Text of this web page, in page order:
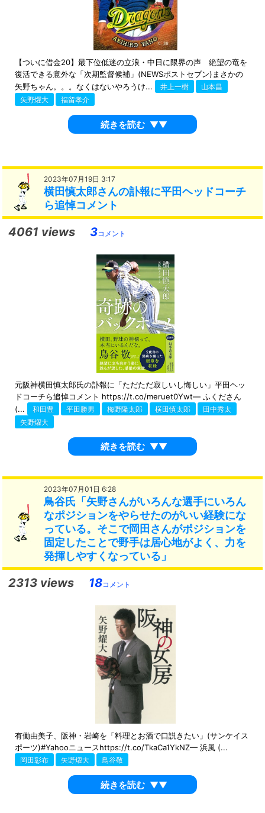
【ついに借金20】最下位低迷の立浪・中日に限界の声 絶望の竜を
復活できる意外な「次期監督候補」(NEWSポストセブン)まさかの
矢野ちゃん。。。なくはないやろうけ...
井上一樹
山本昌
矢野燿大
福留孝介
続きを読む ▼▼
2023年07月19日 3:17
横田慎太郎さんの訃報に平田ヘッドコーチ
ら追悼コメント
4061 views 3コメント
元阪神横田慎太郎氏の訃報に「ただただ寂しいし悔しい」平田ヘッ
ドコーチら追悼コメント https://t.co/meruet0Ywt— ふくださん
(...
和田豊 平田勝男 梅野隆太郎 横田慎太郎
田中秀太
矢野燿大
続きを読む ▼▼
2023年07月01日 6:28
鳥谷氏「矢野さんがいろんな選手にいろん
なポジションをやらせたのがいい経験にな
っている。そこで岡田さんがポジションを
固定したことで野手は居心地がよく、力を
発揮しやすくなっている」
2313 views 18コメント
有働由美子、阪神・岩崎を「料理とお酒で口説きたい」(サンケイス
ポーツ)#Yahooニュースhttps://t.co/TkaCa1YkNZ— 浜風 (...
岡田彰布 矢野燿大 鳥谷敬
続きを読む ▼▼